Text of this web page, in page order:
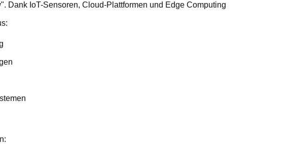
Dank IoT-Sensoren, Cloud-Plattformen und Edge Computing